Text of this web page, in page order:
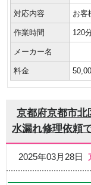
対応内容 お客
作業時間 120
メーカー名
料金
京都府京都市
水漏れ修理依頼
2025年03月28日